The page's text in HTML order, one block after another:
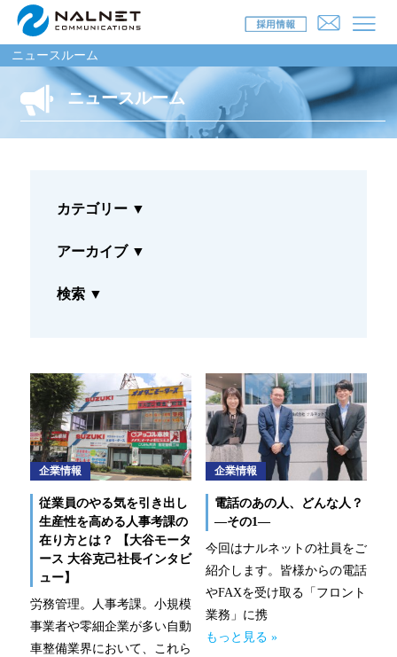
ニュースルーム
ニュースルーム
カテゴリー ▼
アーカイブ ▼
検索 ▼
企業情報
従業員のやる気を引き出し
生産性を高める人事考課の
在り方とは？ 【大谷モータ
ース 大谷克己社長インタビ
ュー】
労務管理。人事考課。小規模
事業者や零細企業が多い自動
車整備業界において、これら
企業情報
電話のあの人、どんな人？
—その1—
今回はナルネットの社員をご
紹介します。皆様からの電話
やFAXを受け取る「フロント
業務」に携
もっと見る »
リース会社のお客様
自動車リース提携(LMS)
残価保証
マイカーリースサポート
福祉車両メンテナンス
なるほどネット
緊急ロードサービス
一般企業のお客様
自動車メンテナンス受託(NMS)
自動車リース
車両買取